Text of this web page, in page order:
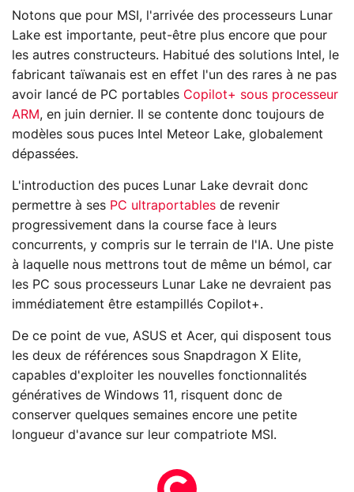
Notons que pour MSI, l'arrivée des processeurs Lunar
Lake est importante, peut-être plus encore que pour
les autres constructeurs. Habitué des solutions Intel, le
fabricant taïwanais est en effet l'un des rares à ne pas
avoir lancé de PC portables Copilot+ sous processeur
ARM, en juin dernier. Il se contente donc toujours de
modèles sous puces Intel Meteor Lake, globalement
dépassées.
L'introduction des puces Lunar Lake devrait donc
permettre à ses PC ultraportables de revenir
progressivement dans la course face à leurs
concurrents, y compris sur le terrain de l'IA. Une piste
à laquelle nous mettrons tout de même un bémol, car
les PC sous processeurs Lunar Lake ne devraient pas
immédiatement être estampillés Copilot+.
De ce point de vue, ASUS et Acer, qui disposent tous
les deux de références sous Snapdragon X Elite,
capables d'exploiter les nouvelles fonctionnalités
génératives de Windows 11, risquent donc de
conserver quelques semaines encore une petite
longueur d'avance sur leur compatriote MSI.